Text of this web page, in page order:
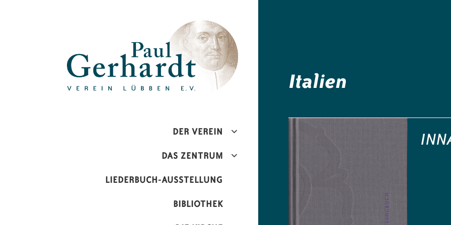
Paul-Gerhardt-Verein Lübben e.V.
DER VEREIN
DAS ZENTRUM
LIEDERBUCH-AUSSTELLUNG
BIBLIOTHEK
Italien